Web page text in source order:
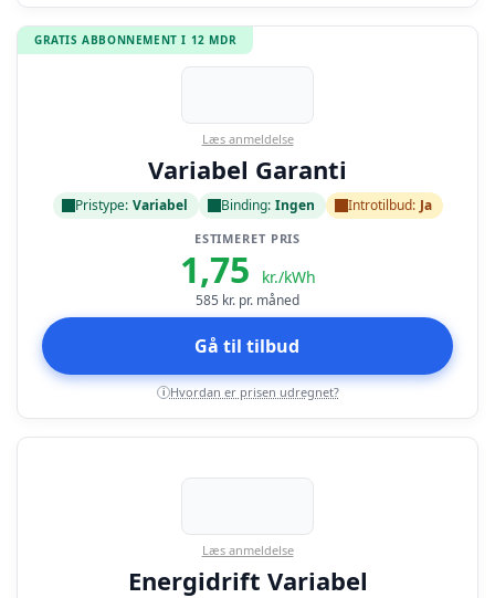
GRATIS ABBONNEMENT I 12 MDR
Læs anmeldelse
Variabel Garanti
Pristype: Variabel Binding: Ingen Introtilbud: Ja
ESTIMERET PRIS
1,75 kr./kWh
585 kr. pr. måned
Gå til tilbud
i Hvordan er prisen udregnet?
Læs anmeldelse
Energidrift Variabel